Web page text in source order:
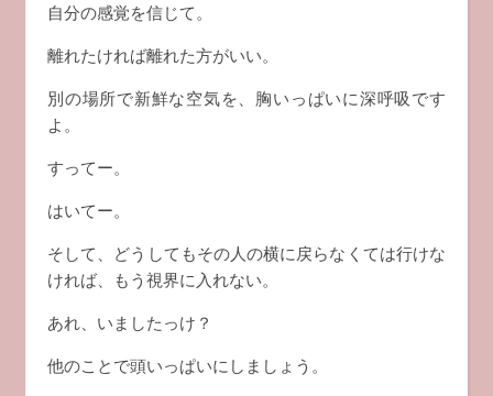
自分の感覚を信じて。
離れたければ離れた方がいい。
別の場所で新鮮な空気を、胸いっぱいに深呼吸です
よ。
すってー。
はいてー。
そして、どうしてもその人の横に戻らなくては行けな
ければ、もう視界に入れない。
あれ、いましたっけ？
他のことで頭いっぱいにしましょう。